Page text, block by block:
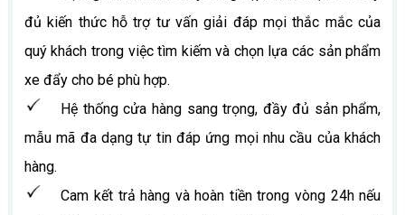
đủ kiến thức hỗ trợ tư vấn giải đáp mọi thắc mắc của
quý khách trong việc tìm kiếm và chọn lựa các sản phẩm
xe đẩy cho bé phù hợp.
Hệ thống cửa hàng sang trọng, đầy đủ sản phẩm,
mẫu mã đa dạng tự tin đáp ứng mọi nhu cầu của khách
hàng.
Cam kết trả hàng và hoàn tiền trong vòng 24h nếu